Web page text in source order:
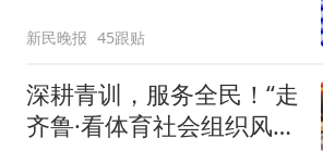
新民晚报 45跟贴
深耕青训，服务全民！“走
齐鲁·看体育社会组织风